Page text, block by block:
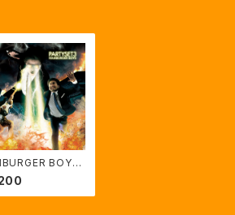
BOYS
SET3」